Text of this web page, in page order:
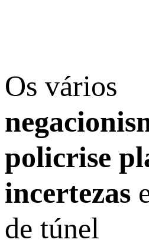
Os vários
policrise
incertezas
de túnel